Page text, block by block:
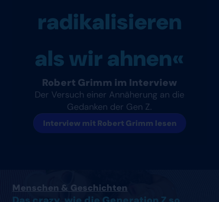
radikalisieren
als wir ahnen«
Robert Grimm im Interview
Der Versuch einer Annäherung an die
Gedanken der Gen Z.
Interview mit Robert Grimm lesen
Menschen & Geschichten